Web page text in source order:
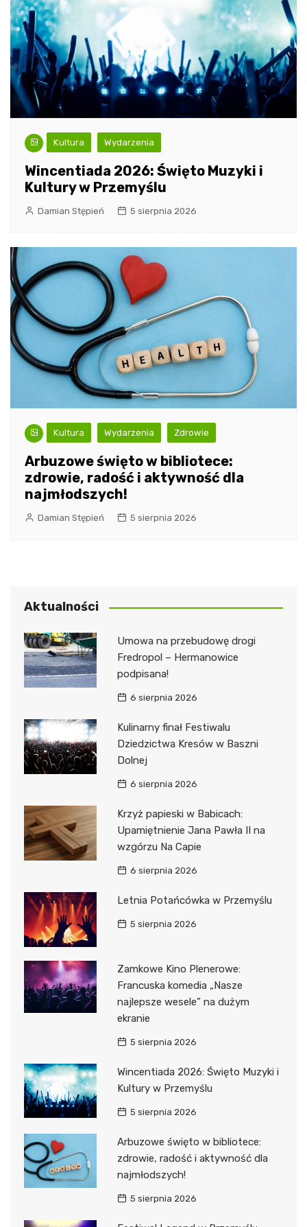
Kultura Wydarzenia
Wincentiada 2026: Święto Muzyki i
Kultury w Przemyślu
Damian Stępień 5 sierpnia 2026
Kultura Wydarzenia Zdrowie
Arbuzowe święto w bibliotece:
zdrowie, radość i aktywność dla
najmłodszych!
Damian Stępień 5 sierpnia 2026
Aktualności
Umowa na przebudowę drogi
Fredropol – Hermanowice
podpisana!
6 sierpnia 2026
Kulinarny finał Festiwalu
Dziedzictwa Kresów w Baszni
Dolnej
6 sierpnia 2026
Krzyż papieski w Babicach:
Upamiętnienie Jana Pawła II na
wzgórzu Na Capie
6 sierpnia 2026
Letnia Potańcówka w Przemyślu
5 sierpnia 2026
Zamkowe Kino Plenerowe:
Francuska komedia „Nasze
najlepsze wesele” na dużym
ekranie
5 sierpnia 2026
Wincentiada 2026: Święto Muzyki i
Kultury w Przemyślu
5 sierpnia 2026
Arbuzowe święto w bibliotece:
zdrowie, radość i aktywność dla
najmłodszych!
5 sierpnia 2026